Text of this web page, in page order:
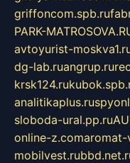
griffoncom.spb.ru
PARK-
avtoyurist-
dg-lab.ruangrup.ru
krsk124.ru
analitikaplus.ru
sloboda-ural.pp.ru
online-z.comaromat-
mobilvest.ru